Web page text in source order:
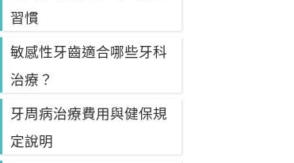
習慣
敏感性牙齒適合哪些牙科
治療？
牙周病治療費用與健保規
定說明